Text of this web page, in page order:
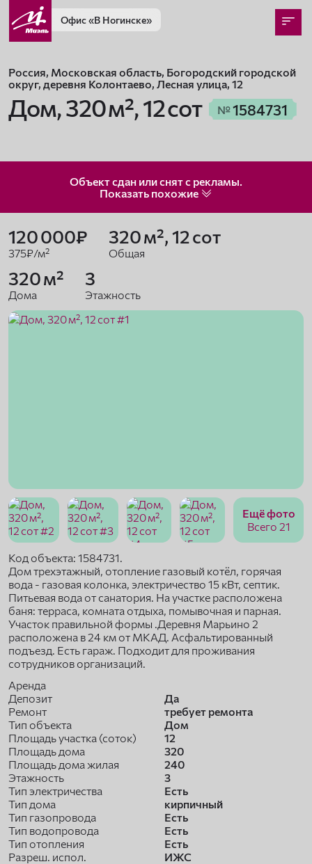
Офис«В Ногинске»
Россия, Московская область, Богородский городской
округ, деревня Колонтаево, Лесная улица, 12
Дом,320 м², 12 сот №1584731
Объект сдан или снят с рекламы.
Показать похожие
120 000₽
375₽/м²
320 м², 12 сот
Общая
320 м²
Дома
3
Этажность
Ещё фото
Всего 21
Код объекта: 1584731.
Дом трехэтажный, отопление газовый котёл, горячая
вода - газовая колонка, электричество 15 кВт, септик.
Питьевая вода от санатория. На участке расположена
баня: терраса, комната отдыха, помывочная и парная.
Участок правильной формы .Деревня Марьино 2
расположена в 24 км от МКАД. Асфальтированный
подъезд. Есть гараж. Подходит для проживания
сотрудников организаций.
Аренда
Депозит
Да
Ремонт
требует ремонта
Тип объекта
Дом
Площадь участка (соток)
12
Площадь дома
320
Площадь дома жилая
240
Этажность
3
Тип электричества
Есть
Тип дома
кирпичный
Тип газопровода
Есть
Тип водопровода
Есть
Тип отопления
Есть
Разреш. испол.
ИЖС